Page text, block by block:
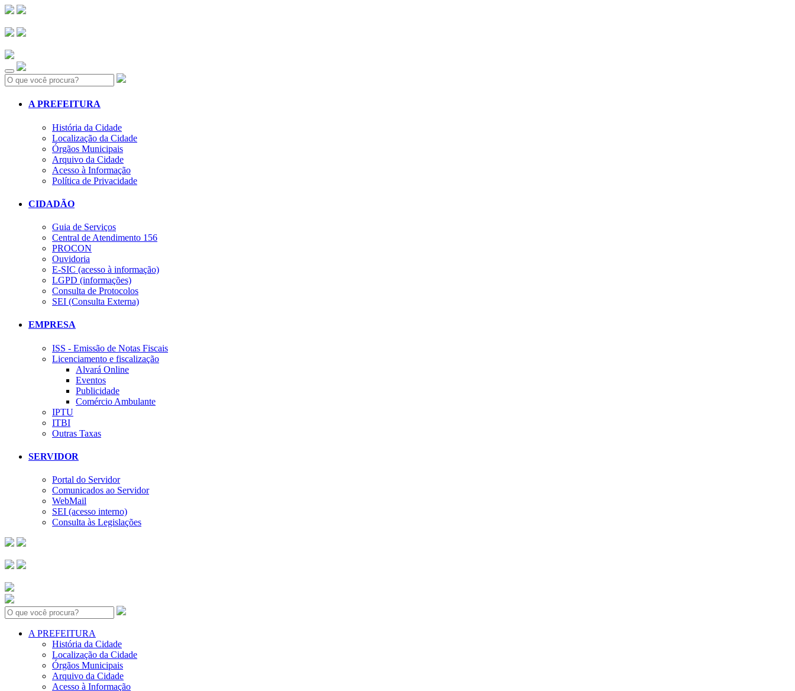
Search:
A PREFEITURA
História da Cidade
Localização da Cidade
Órgãos Municipais
Arquivo da Cidade
Acesso à Informação
Política de Privacidade
CIDADÃO
Guia de Serviços
Central de Atendimento 156
PROCON
Ouvidoria
E-SIC (acesso à informação)
LGPD (informações)
Consulta de Protocolos
SEI (Consulta Externa)
EMPRESA
ISS - Emissão de Notas Fiscais
Licenciamento e fiscalização
Alvará Online
Eventos
Publicidade
Comércio Ambulante
IPTU
ITBI
Outras Taxas
SERVIDOR
Portal do Servidor
Comunicados ao Servidor
WebMail
SEI (acesso interno)
Consulta às Legislações
Search:
A PREFEITURA
História da Cidade
Localização da Cidade
Órgãos Municipais
Arquivo da Cidade
Acesso à Informação